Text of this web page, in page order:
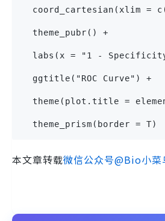
coord_cartesian(xlim =
  theme_pubr() +
labs(x = "1 -
  ggtitle("ROC Curve") +
theme(plot.title =
  theme_prism(border = T)
本文章转载微信公众号@Bio小菜